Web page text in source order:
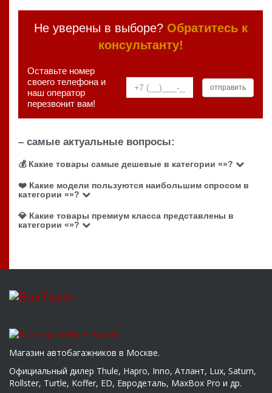
Не уверены в выборе? Обратитесь к
консультанту!
Оставьте номер
своего телефона и
наш оператор
перезвонит вам!
– самые актуальные вопросы:
💰 Какие товары самые дешевые в категории «»?
❤️ Какие модели пользуются наибольшим спросом в
категории «»?
💎 Какие товары премиум класса представлены в
категории «»?
Магазин автобагажников в Москве.
Официальный дилер Thule, Hapro, Inno, Атлант, Lux, Saturn,
Rollster, Turtle, Koffer, ED, Евродеталь, MaxBox Pro и др.